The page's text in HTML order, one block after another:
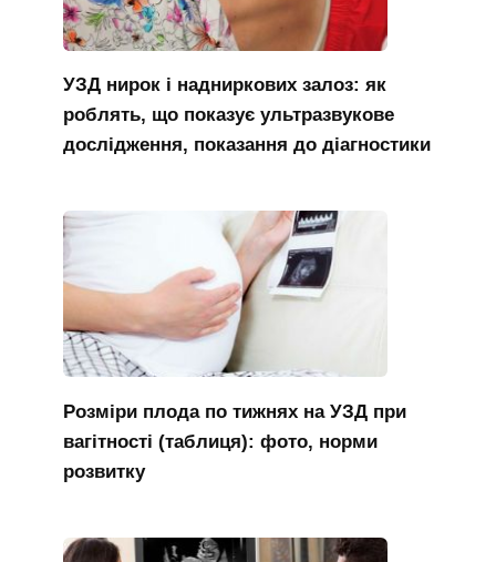
УЗД нирок і надниркових залоз: як
роблять, що показує ультразвукове
дослідження, показання до діагностики
Розміри плода по тижнях на УЗД при
вагітності (таблиця): фото, норми
розвитку